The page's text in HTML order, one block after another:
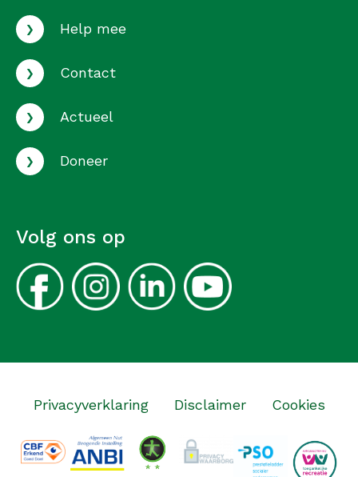
› Help mee
› Contact
› Actueel
› Doneer
Volg ons op
Privacyverklaring Disclaimer Cookies